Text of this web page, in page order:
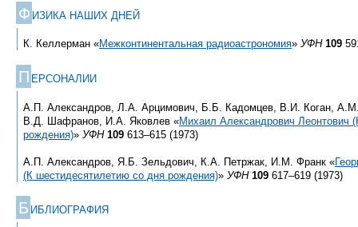
Ф ИЗИКА НАШИХ ДНЕЙ
К. Келлерман «Межконтинентальная радиоастрономия» УФН 109
П ЕРСОНАЛИИ
А.П. Александров, Л.А. Арцимович, Б.Б. Кадомцев, В.И. Коган,
В.Д. Шафранов, И.А. Яковлев «Михаил Александрович Леонтович
рождения)» УФН 109 613–615 (1973)
А.П. Александров, Я.Б. Зельдович, К.А. Петржак, И.М. Франк «
(К шестидесятилетию со дня рождения)» УФН 109 617–619 (1973)
Б ИБЛИОГРАФИЯ